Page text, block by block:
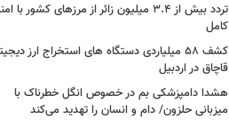
تردد بیش از ۳.۴ میلیون زائر از مرزهای کشور با
کامل
کشف ۵۸ میلیاردی دستگاه های استخراج ارز
قاچاق در اردبیل
هشدا دامپزشکی بم در خصوص انگل خطرناک با
میزبانی حلزون/ دام و انسان را تهدید می‌کند